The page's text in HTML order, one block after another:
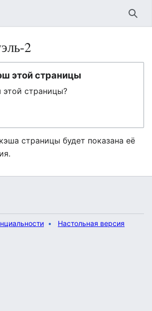
2
этой страницы
страницы?
страницы будет показана её
Настольная версия